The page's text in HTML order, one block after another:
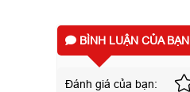
BÌNH LUẬN CỦA BẠN
Đánh giá của bạn: